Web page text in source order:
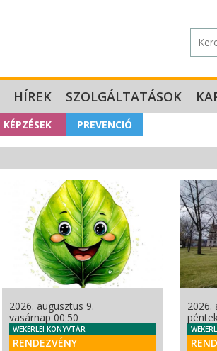
HÍREK SZOLGÁLTATÁSOK
KÉPZÉSEK PREVENCIÓ
2026. augusztus 9.
vasárnap 00:50
WEKERLEI KÖNYVTÁR
RENDEZVÉNY
2026.